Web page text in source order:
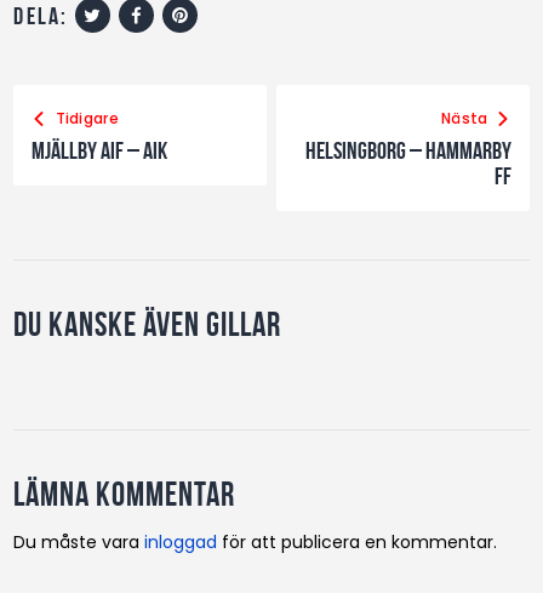
dela:
Tidigare
Mjällby AIF – AIK
Nästa
Helsingborg – Hammarby
FF
Du kanske även gillar
Lämna kommentar
Du måste varainloggad för att publicera en kommentar.